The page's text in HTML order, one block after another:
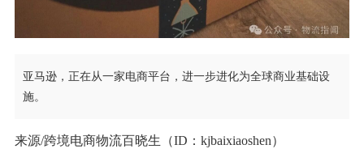
亚马逊，正在从一家电商平台，进一步进化为全球商业基础设
施。
来源/跨境电商物流百晓生（ID：kjbaixiaoshen）